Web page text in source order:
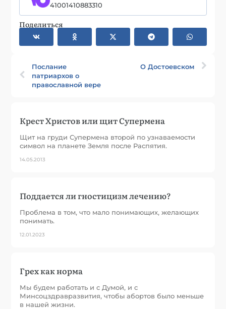
41001410883310
Поделиться
Послание
патриархов о
православной вере
О Достоевском
Крест Христов или щит Супермена
Щит на груди Супермена второй по узнаваемости
символ на планете Земля после Распятия.
14.05.2013
Поддается ли гностицизм лечению?
Проблема в том, что мало понимающих, желающих
понимать.
12.01.2023
Грех как норма
Мы будем работать и с Думой, и с
Минсоцздравразвития, чтобы абортов было меньше
в нашей жизни.